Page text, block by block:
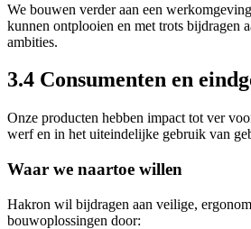
We bouwen verder aan een
kunnen ontplooien en met trots bijdragen
ambities.
3.4 Consumenten en
Onze producten hebben impact tot ver
werf en in het uiteindelijke gebruik van
Waar we naartoe willen
Hakron wil bijdragen aan veilige,
bouwoplossingen door: